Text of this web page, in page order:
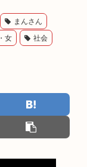
まんさん
女
社会